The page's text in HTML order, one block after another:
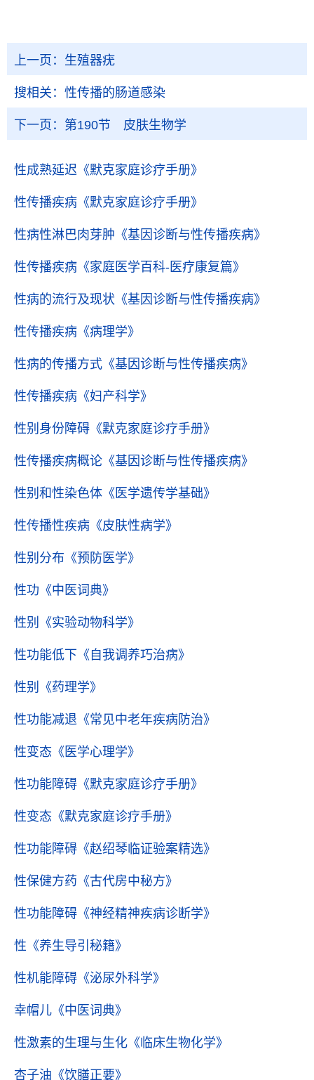
上一页： 生殖器疣
搜相关： 性传播的肠道感染
下一页： 第190节 皮肤生物学
性成熟延迟 《默克家庭诊疗手册》
性传播疾病 《默克家庭诊疗手册》
性病性淋巴肉芽肿 《基因诊断与性传播疾病》
性传播疾病 《家庭医学百科-医疗康复篇》
性病的流行及现状 《基因诊断与性传播疾病》
性传播疾病 《病理学》
性病的传播方式 《基因诊断与性传播疾病》
性传播疾病 《妇产科学》
性别身份障碍 《默克家庭诊疗手册》
性传播疾病概论 《基因诊断与性传播疾病》
性别和性染色体 《医学遗传学基础》
性传播性疾病 《皮肤性病学》
性别分布 《预防医学》
性功 《中医词典》
性别 《实验动物科学》
性功能低下 《自我调养巧治病》
性别 《药理学》
性功能减退 《常见中老年疾病防治》
性变态 《医学心理学》
性功能障碍 《默克家庭诊疗手册》
性变态 《默克家庭诊疗手册》
性功能障碍 《赵绍琴临证验案精选》
性保健方药 《古代房中秘方》
性功能障碍 《神经精神疾病诊断学》
性 《养生导引秘籍》
性机能障碍 《泌尿外科学》
幸帽儿 《中医词典》
性激素的生理与生化 《临床生物化学》
杏子油 《饮膳正要》